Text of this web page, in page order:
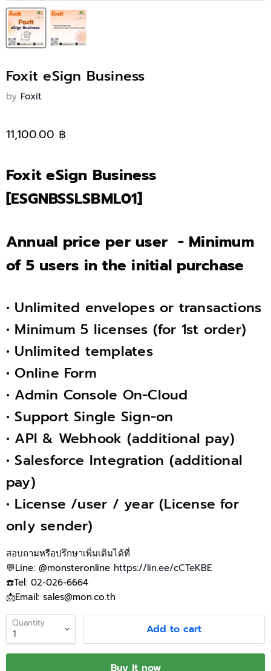
Foxit eSign Business
by Foxit
11,100.00 ฿
Foxit eSign Business
[ESGNBSSLSBML01]
Annual price per user - Minimum
of 5 users in the initial purchase
• Unlimited envelopes or transactions
• Minimum 5 licenses (for 1st order)
• Unlimited templates
• Online Form
• Admin Console On-Cloud
• Support Single Sign-on
• API & Webhook (additional pay)
• Salesforce Integration (additional
pay)
• License /user / year (License for
only sender)
สอบถามหรือปรึกษาเพิ่มเติมได้ที่
💬Line: @monsteronline https://lin.ee/cCTeKBE
☎️Tel: 02-026-6664
📩Email: sales@mon.co.th
Quantity Add to cart
Buy it now